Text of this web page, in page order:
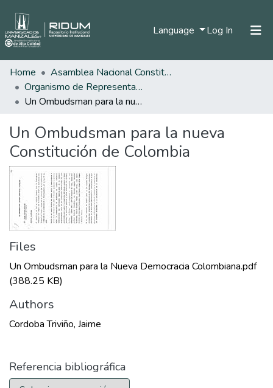
Language Log In (current)
Home
Asamblea Nacional Constituyente
Organismo de Representantes Constituyente
Un Ombudsman para la nueva Constitución de Colombia
Un Ombudsman para la nueva
Constitución de Colombia
Files
Un Ombudsman para la Nueva Democracia Colombiana.pdf
(388.25 KB)
Authors
Cordoba Triviño, Jaime
Referencia bibliográfica